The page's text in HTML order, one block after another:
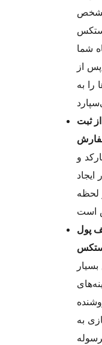
مشخص
شما
از
را به
ثبت
و
لحظه
پول
به